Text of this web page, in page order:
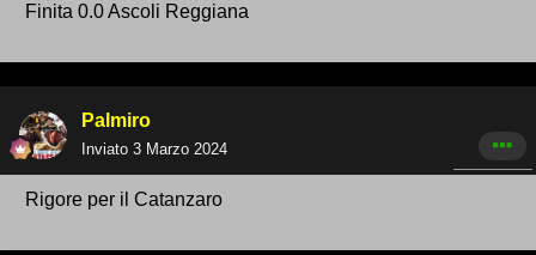
Finita 0.0 Ascoli Reggiana
Palmiro
Inviato 3 Marzo 2024
Rigore per il Catanzaro